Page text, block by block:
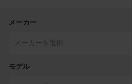
メーカー
モデル